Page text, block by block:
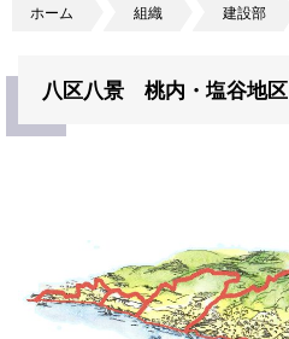
ホーム 組織 建設部
八区八景 桃内・塩谷地区